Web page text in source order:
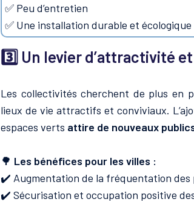
✅ Peu d’entretien
✅ Une installation durable et écologique
3️⃣ Un levier d’attractivité
Les collectivités cherchent de plus en
lieux de vie attractifs et conviviaux.
espaces verts attire de nouveaux
🌳 Les bénéfices pour les villes :
✔️ Augmentation de la fréquentation des
✔️ Sécurisation et occupation positive